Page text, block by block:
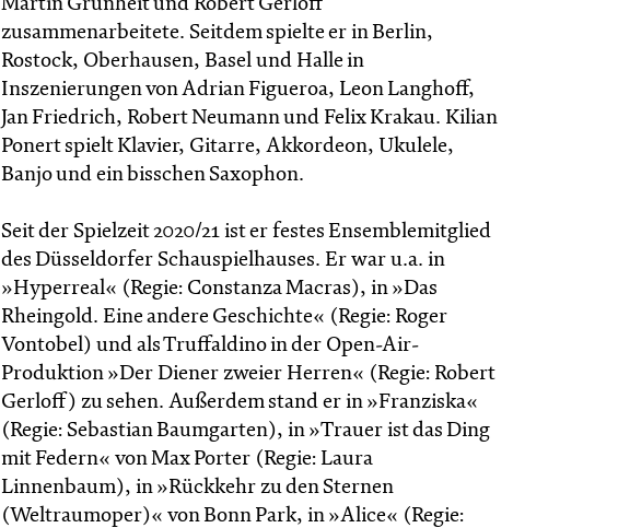
Martin Grünheit und Robert Gerloff
zusammenarbeitete. Seitdem spielte er in Berlin,
Rostock, Oberhausen, Basel und Halle in
Inszenierungen von Adrian Figueroa, Leon Langhoff,
Jan Friedrich, Robert Neumann und Felix Krakau. Kilian
Ponert spielt Klavier, Gitarre, Akkordeon, Ukulele,
Banjo und ein bisschen Saxophon.
Seit der Spielzeit 2020/21 ist er festes Ensemblemitglied
des Düsseldorfer Schauspielhauses. Er war u.a. in
»Hyperreal« (Regie: Constanza Macras), in »Das
Rheingold. Eine andere Geschichte« (Regie: Roger
Vontobel) und als Truffaldino in der Open-Air-
Produktion »Der Diener zweier Herren« (Regie: Robert
Gerloff) zu sehen. Außerdem stand er in »Franziska«
(Regie: Sebastian Baumgarten), in »Trauer ist das Ding
mit Federn« von Max Porter (Regie: Laura
Linnenbaum), in »Rückkehr zu den Sternen
(Weltraumoper)« von Bonn Park, in »Alice« (Regie: